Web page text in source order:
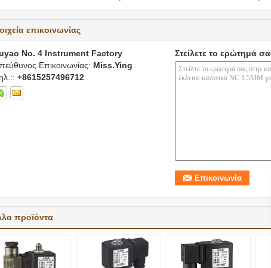
επικοινωνίας
No. 4 Instrument Factory
Επικοινωνίας: Miss.Ying
+8615257496712
Στείλετε το ερώτημά
προϊόντα